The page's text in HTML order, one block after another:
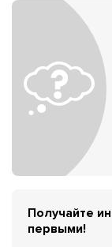
Получайте
первыми!